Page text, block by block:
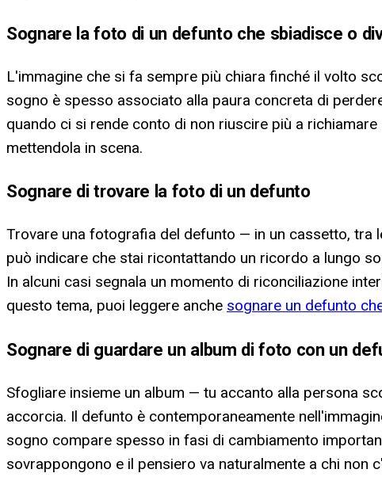
Sognare la foto di un defunto che sbiadisce o
L'immagine che si fa sempre più chiara finché il volto
sogno è spesso associato alla paura concreta di
quando ci si rende conto di non riuscire più a
mettendola in scena.
Sognare di trovare la foto di un defunto
Trovare una fotografia del defunto — in un cassetto, tra
può indicare che stai ricontattando un ricordo a lungo
In alcuni casi segnala un momento di riconciliazione
questo tema, puoi leggere anche sognare un defunto
Sognare di guardare un album di foto con un
Sfogliare insieme un album — tu accanto alla persona
accorcia. Il defunto è contemporaneamente
sogno compare spesso in fasi di cambiamento
sovrappongono e il pensiero va naturalmente a chi non